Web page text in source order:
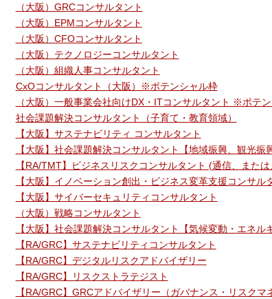
（大阪）GRCコンサルタント
（大阪）EPMコンサルタント
（大阪）CFOコンサルタント
（大阪）テクノロジーコンサルタント
（大阪）組織人事コンサルタント
CxOコンサルタント（大阪）※ポテンシャル枠
（大阪）一般事業会社向けDX・ITコンサルタント ※ポテ
社会課題解決コンサルタント（子育て・教育領域）
【大阪】サステナビリティ コンサルタント
【大阪】社会課題解決コンサルタント【地域振興、観光振
【RA/TMT】ビジネスリスクコンサルタント (通信、また
【大阪】イノベーション創出・ビジネス変革支援コンサル
【大阪】サイバーセキュリティコンサルタント
（大阪）戦略コンサルタント
【大阪】社会課題解決コンサルタント【気候変動・エネル
【RA/GRC】サステナビリティコンサルタント
【RA/GRC】デジタルリスクアドバイザリー
【RA/GRC】リスクストラテジスト
【RA/GRC】GRCアドバイザリー（ガバナンス・リスク